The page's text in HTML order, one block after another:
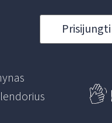
Prisijungti